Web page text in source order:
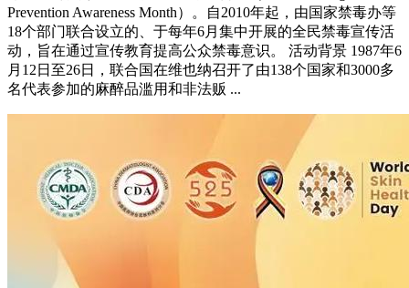
Prevention Awareness Month）。自2010年起，由国家禁毒办等
18个部门联合设立的、于每年6月集中开展的全民禁毒宣传活
动，旨在通过宣传教育提高公众禁毒意识。 活动背景 1987年6
月12日至26日，联合国在维也纳召开了由138个国家和3000多
名代表参加的麻醉品滥用和非法贩 ...